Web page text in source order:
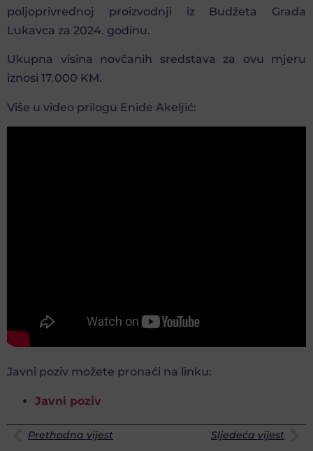
poljoprivrednoj proizvodnji iz Budžeta Grada
Lukavca za 2024. godinu.
Ukupna visina novčanih sredstava za ovu mjeru
iznosi 17.000 KM.
Više u video prilogu Enide Akeljić:
Javni poziv možete pronaći na linku:
Javni poziv
Prethodna vijest Sljedeća vijest